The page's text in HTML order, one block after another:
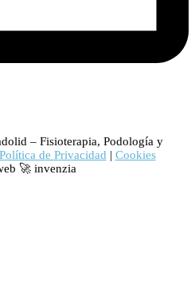
– Fisioterapia, Podología y
Política de Privacidad | Cookies
🚀 invenzia